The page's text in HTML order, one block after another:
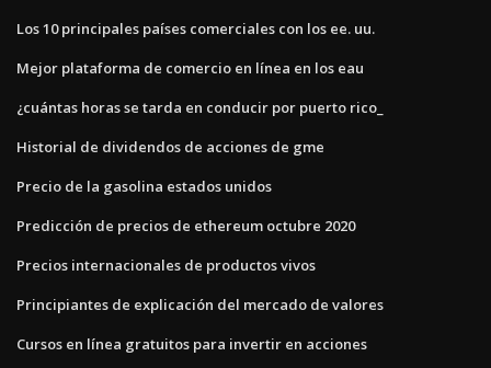
Los 10 principales países comerciales con los ee. uu.
Mejor plataforma de comercio en línea en los eau
¿cuántas horas se tarda en conducir por puerto rico_
Historial de dividendos de acciones de gme
Precio de la gasolina estados unidos
Predicción de precios de ethereum octubre 2020
Precios internacionales de productos vivos
Principiantes de explicación del mercado de valores
Cursos en línea gratuitos para invertir en acciones